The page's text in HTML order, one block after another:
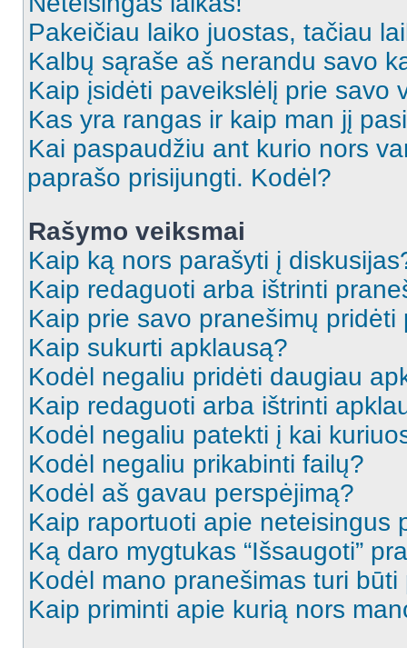
Pakeičiau laiko juostas, tačiau
Kalbų sąraše aš nerandu savo
Kaip įsidėti paveikslėlį prie savo
Kas yra rangas ir kaip man jį
Kai paspaudžiu ant kurio nors
paprašo prisijungti. Kodėl?
Rašymo veiksmai
Kaip ką nors parašyti į
Kaip redaguoti arba ištrinti
Kaip prie savo pranešimų pridėti
Kaip sukurti apklausą?
Kodėl negaliu pridėti daugiau
Kaip redaguoti arba ištrinti
Kodėl negaliu patekti į kai
Kodėl negaliu prikabinti failų?
Kodėl aš gavau perspėjimą?
Kaip raportuoti apie neteisingus
Ką daro mygtukas “Išsaugoti”
Kodėl mano pranešimas turi būti
Kaip priminti apie kurią nors